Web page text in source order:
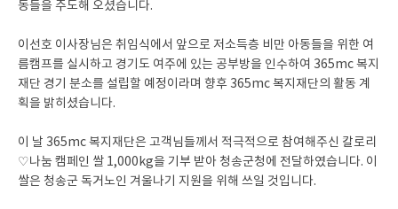
동들을 주도해 오셨습니다.
이선호 이사장님은 취임식에서 앞으로 저소득층 비만 아동들을 위한 여
름캠프를 실시하고 경기도 여주에 있는 공부방을 인수하여 365mc 복지
재단 경기 분소를 설립할 예정이라며 향후 365mc 복지재단의 활동 계
획을 밝히셨습니다.
이 날 365mc 복지재단은 고객님들께서 적극적으로 참여해주신 칼로리
♡나눔 캠페인 쌀 1,000kg을 기부 받아 청송군청에 전달하였습니다. 이
쌀은 청송군 독거노인 겨울나기 지원을 위해 쓰일 것입니다.